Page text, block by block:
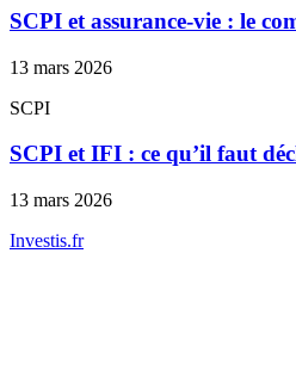
SCPI et assurance-vie : le
13 mars 2026
SCPI
SCPI et IFI : ce qu’il faut
13 mars 2026
Investis.fr